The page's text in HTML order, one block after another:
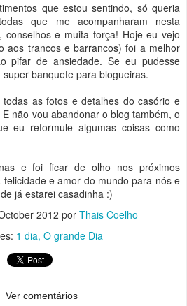
que estou sentindo, só queria
que me acompanharam nesta
conselhos e muita força! Hoje eu vejo
aos trancos e barrancos) foi a melhor
pifar de ansiedade. Se eu pudesse
banquete para blogueiras.
as fotos e detalhes do casório e
não vou abandonar o blog também, o
eu reformule algumas coisas como
e foi ficar de olho nos próximos
e amor do mundo para nós e
já estarei casadinha :)
2012 por Thais Coelho
1 dia O grande Dia
Ver comentários